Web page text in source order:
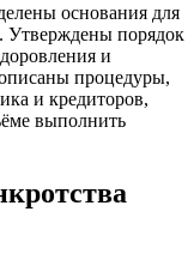
основания для
Утверждены порядок
и
процедуры,
и кредиторов,
выполнить